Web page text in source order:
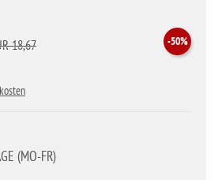
-50%
18,67
(MO-FR)